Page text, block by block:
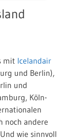
mit Icelandair
und Berlin),
und
Köln-
noch andere
wie sinnvoll